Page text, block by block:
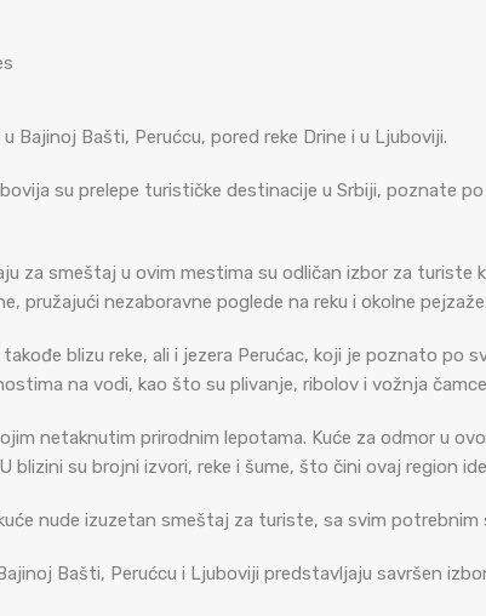
Bajinoj Bašti, Perućcu, pored reke Drine i u Ljuboviji.
su prelepe turističke destinacije u Srbiji, poznate
za smeštaj u ovim mestima su odličan izbor za
pružajući nezaboravne poglede na reku i okolne
blizu reke, ali i jezera Perućac, koji je poznato
na vodi, kao što su plivanje, ribolov i vožnja
netaknutim prirodnim lepotama. Kuće za odmor u
blizini su brojni izvori, reke i šume, što čini ovaj region
nude izuzetan smeštaj za turiste, sa svim potrebnim
Bašti, Perućcu i Ljuboviji predstavljaju savršen